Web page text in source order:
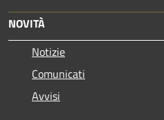
NOVITÀ
Notizie
Comunicati
Avvisi